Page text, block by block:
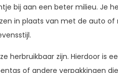
bij aan een beter milieu. Je
in plaats van met de auto
herbruikbaar zijn. Hierdoor is
of andere verpakkingen